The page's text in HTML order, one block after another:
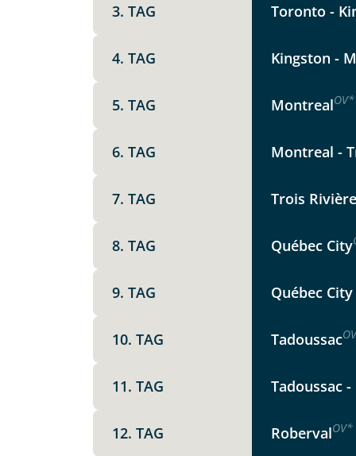
Telegram
Link
3. TAG Toronto -
4. TAG Kingston -
5. TAG MontrealOV*
6. TAG Montreal -
7. TAG Trois
8. TAG Québec City
9. TAG Québec
10. TAG TadoussacOV
11. TAG Tadoussac
12. TAG RobervalOV*
Option 1
Datenschutz & Transparenz
Datenschutzerklärungund